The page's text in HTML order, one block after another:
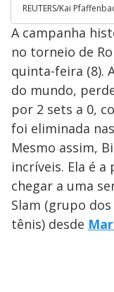
REUTERS/Kai
A campanha
no torneio de
quinta-feira (8).
do mundo,
por 2 sets a 0,
foi eliminada
Mesmo assim,
incríveis. Ela é
chegar a uma
Slam (grupo
tênis) desde